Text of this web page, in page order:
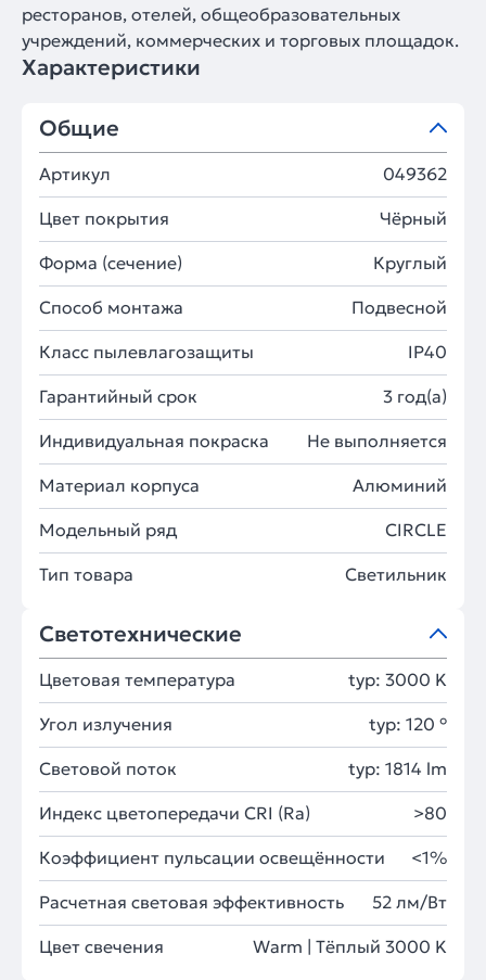
ресторанов, отелей, общеобразовательных
учреждений, коммерческих и торговых площадок.
Характеристики
Общие
Артикул 049362
Цвет покрытия Чёрный
Форма (сечение) Круглый
Способ монтажа Подвесной
Класс пылевлагозащиты IP40
Гарантийный срок 3 год(а)
Индивидуальная покраска Не выполняется
Материал корпуса Алюминий
Модельный ряд CIRCLE
Тип товара Светильник
Светотехнические
Цветовая температура typ: 3000 K
Угол излучения typ: 120 °
Световой поток typ: 1814 lm
Индекс цветопередачи CRI (Ra) >80
Коэффициент пульсации освещённости <1%
Расчетная световая эффективность 52 лм/Вт
Цвет свечения Warm | Тёплый 3000 K